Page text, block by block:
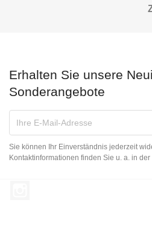
Erhalten Sie unsere
Sonderangebote
Sie können Ihr Einverständnis jederzeit
Kontaktinformationen finden Sie u. a. in der